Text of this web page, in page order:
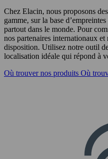
Chez Elacin, nous proposons
gamme, sur la base
partout dans le monde. Pour
nos partenaires internationaux et
disposition. Utilisez notre outil
localisation idéale qui répond à
Où trouver nos produits Où